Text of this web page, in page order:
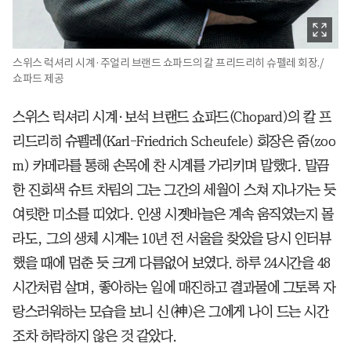
스위스 럭셔리 시계·주얼리 브랜드 쇼파드의 칼 프리드리히 슈펠레 회장./
쇼파드 제공
스위스 럭셔리 시계·보석 브랜드 쇼파드(Chopard)의 칼 프
리드리히 슈펠레(Karl-Friedrich Scheufele) 회장은 줌(zoo
m) 카메라를 통해 손목에 찬 시계를 가리키며 말했다. 말끔
한 진회색 슈트 차림의 그는 그간의 세월이 스쳐 지나가는 듯
여릿한 미소를 띠었다. 인생 시곗바늘은 계속 움직였는지 몰
라도, 그의 생체 시계는 10년 전 서울을 찾았을 당시 인터뷰
했을 때에 멈춘 듯 크게 다름없어 보였다. 하루 24시간을 48
시간처럼 살며, 좋아하는 일에 매진하고 결과물에 그토록 자
랑스러워하는 모습을 보니 신(神)은 그에게 나이 드는 시간
조차 허락하지 않은 것 같았다.